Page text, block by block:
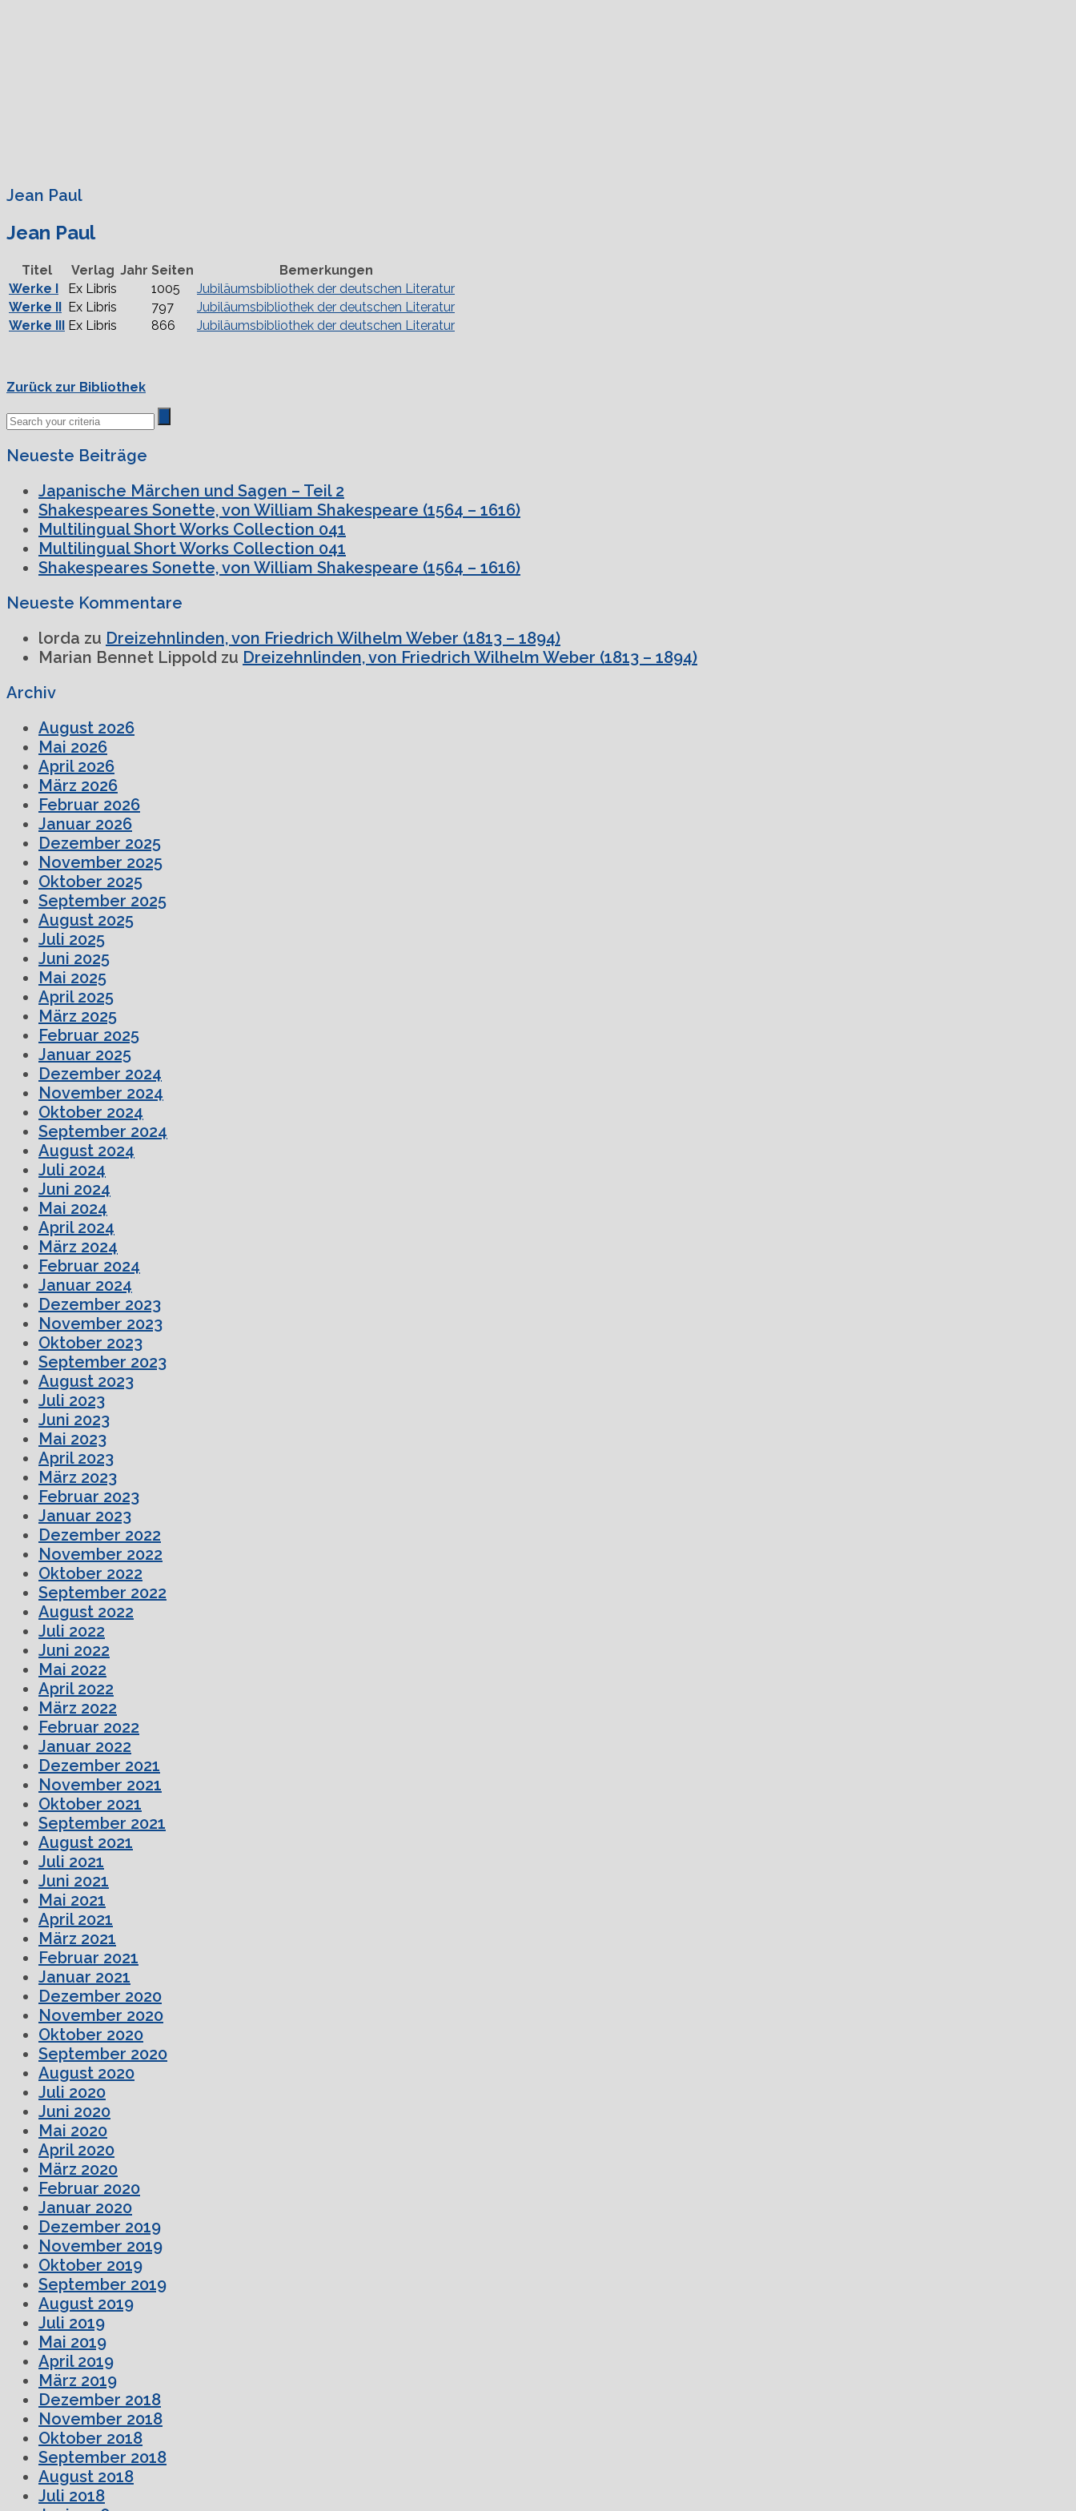
Jean Paul
Jean Paul
Titel Verlag Jahr Seiten
Bemerkungen
Werke I
Ex Libris 1005
Jubiläumsbibliothek der deutschen Literatur
Werke II Ex Libris 797
Jubiläumsbibliothek der deutschen Literatur
Werke III Ex Libris 866 Jubiläumsbibliothek der deutschen Literatur
Zurück zur Bibliothek
Neueste Beiträge
Japanische Märchen und Sagen – Teil 2
Shakespeares Sonette, von William Shakespeare (1564 – 1616)
Multilingual Short Works Collection 041
Multilingual Short Works Collection 041
Shakespeares Sonette, von William Shakespeare (1564 – 1616)
Neueste Kommentare
lorda zu Dreizehnlinden, von Friedrich Wilhelm Weber (1813 – 1894)
Marian Bennet Lippold zu Dreizehnlinden, von Friedrich Wilhelm Weber (1813 – 1894)
Archiv
August 2026
Mai 2026
April 2026
März 2026
Februar 2026
Januar 2026
Dezember 2025
November 2025
Oktober 2025
September 2025
August 2025
Juli 2025
Juni 2025
Mai 2025
April 2025
März 2025
Februar 2025
Januar 2025
Dezember 2024
November 2024
Oktober 2024
September 2024
August 2024
Juli 2024
Juni 2024
Mai 2024
April 2024
März 2024
Februar 2024
Januar 2024
Dezember 2023
November 2023
Oktober 2023
September 2023
August 2023
Juli 2023
Juni 2023
Mai 2023
April 2023
März 2023
Februar 2023
Januar 2023
Dezember 2022
November 2022
Oktober 2022
September 2022
August 2022
Juli 2022
Juni 2022
Mai 2022
April 2022
März 2022
Februar 2022
Januar 2022
Dezember 2021
November 2021
Oktober 2021
September 2021
August 2021
Juli 2021
Juni 2021
Mai 2021
April 2021
März 2021
Februar 2021
Januar 2021
Dezember 2020
November 2020
Oktober 2020
September 2020
August 2020
Juli 2020
Juni 2020
Mai 2020
April 2020
März 2020
Februar 2020
Januar 2020
Dezember 2019
November 2019
Oktober 2019
September 2019
August 2019
Juli 2019
Mai 2019
April 2019
März 2019
Dezember 2018
November 2018
Oktober 2018
September 2018
August 2018
Juli 2018